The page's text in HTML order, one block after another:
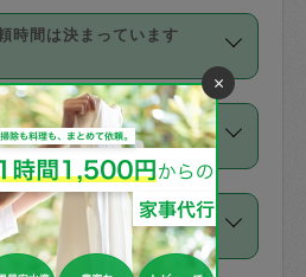
時間は決まっています
3時間固定です。3時間を
い場合は、延長機能をご
機能をご利用いただくに
んに事前に相談し、合意
ることが必要です。な
っても、値引き等はござ
決まっていますか？
の中からタスカジさん自
で設定しています。
価格設定には最初は制限
てください
×